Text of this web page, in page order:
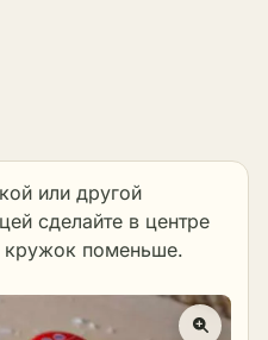
или другой
сделайте в центре
кружок поменьше.